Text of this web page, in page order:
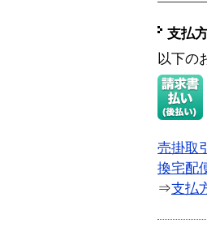
支払
以下の
売掛取
換宅配
⇒支払